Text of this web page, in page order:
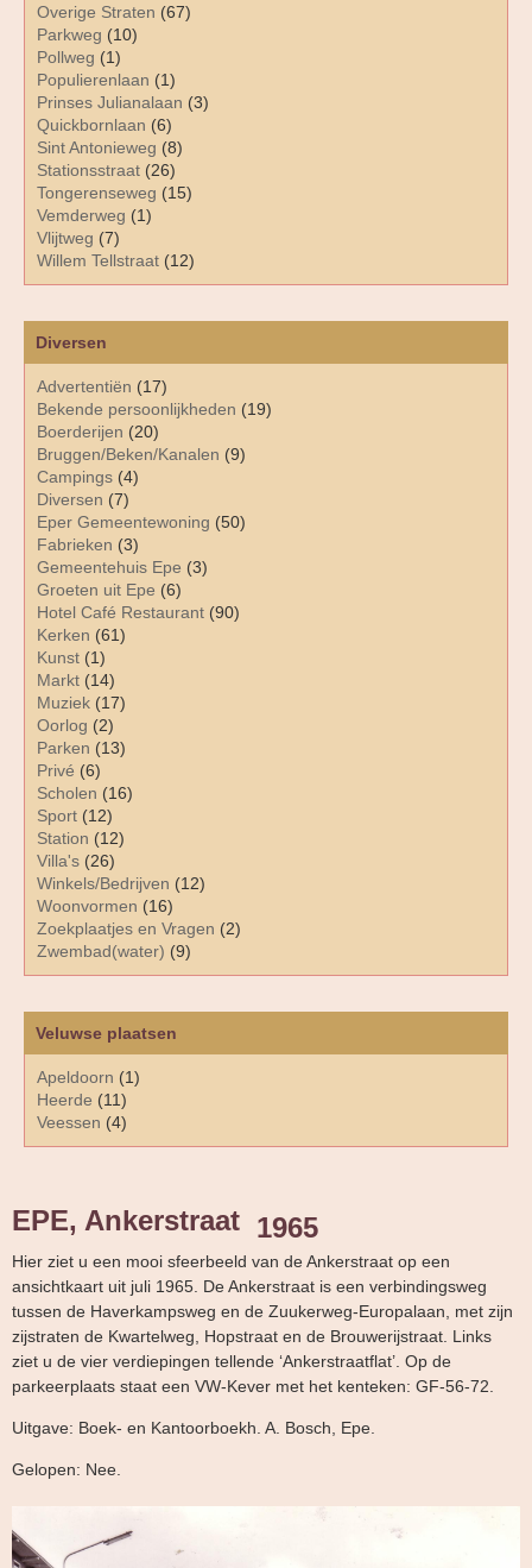
Diversen
Advertentiën (17)
Bekende persoonlijkheden (19)
Boerderijen (20)
Bruggen/Beken/Kanalen (9)
Campings (4)
Diversen (7)
Eper Gemeentewoning (50)
Fabrieken (3)
Gemeentehuis Epe (3)
Groeten uit Epe (6)
Hotel Café Restaurant (90)
Kerken (61)
Kunst (1)
Markt (14)
Muziek (17)
Oorlog (2)
Parken (13)
Privé (6)
Scholen (16)
Sport (12)
Station (12)
Villa's (26)
Winkels/Bedrijven (12)
Woonvormen (16)
Zoekplaatjes en Vragen (2)
Zwembad(water) (9)
Overige Straten (67)
Parkweg (10)
Pollweg (1)
Populierenlaan (1)
Prinses Julianalaan (3)
Quickbornlaan (6)
Sint Antonieweg (8)
Stationsstraat (26)
Tongerenseweg (15)
Vemderweg (1)
Vlijtweg (7)
Willem Tellstraat (12)
Veluwse plaatsen
Apeldoorn (1)
Heerde (11)
Veessen (4)
EPE, Ankerstraat 1965
Hier ziet u een mooi sfeerbeeld van de Ankerstraat op een
ansichtkaart uit juli 1965. De Ankerstraat is een verbindingsweg
tussen de Haverkampsweg en de Zuukerweg-Europalaan, met zijn
zijstraten de Kwartelweg, Hopstraat en de Brouwerijstraat. Links
ziet u de vier verdiepingen tellende ‘Ankerstraatflat’. Op de
parkeerplaats staat een VW-Kever met het kenteken: GF-56-72.
Uitgave: Boek- en Kantoorboekh. A. Bosch, Epe.
Gelopen: Nee.